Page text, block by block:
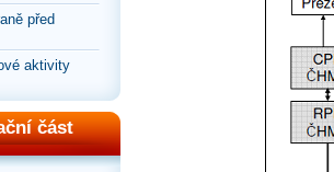
před
aktivity
část